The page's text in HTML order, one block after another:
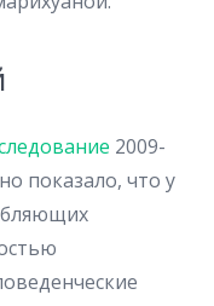
2009-
показало, что у